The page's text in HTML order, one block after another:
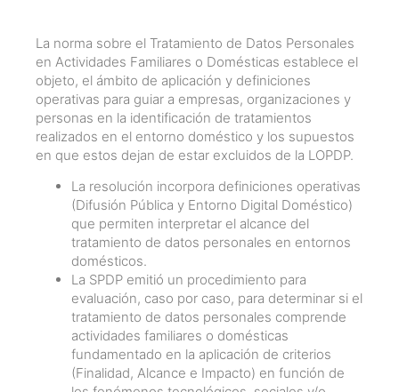
La norma sobre el Tratamiento de Datos Personales
en Actividades Familiares o Domésticas establece el
objeto, el ámbito de aplicación y definiciones
operativas para guiar a empresas, organizaciones y
personas en la identificación de tratamientos
realizados en el entorno doméstico y los supuestos
en que estos dejan de estar excluidos de la LOPDP.
La resolución incorpora definiciones operativas
(Difusión Pública y Entorno Digital Doméstico)
que permiten interpretar el alcance del
tratamiento de datos personales en entornos
domésticos.
La SPDP emitió un procedimiento para
evaluación, caso por caso, para determinar si el
tratamiento de datos personales comprende
actividades familiares o domésticas
fundamentado en la aplicación de criterios
(Finalidad, Alcance e Impacto) en función de